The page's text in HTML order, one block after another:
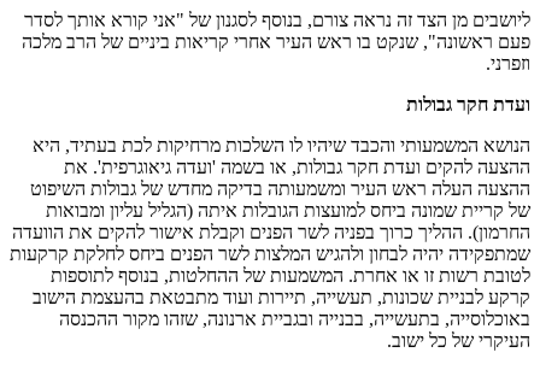
ליושבים מן הצד זה נראה צורם, בנוסף לסגנון של "אני קורא אותך לסדר
פעם ראשונה", שנקט בו ראש העיר אחרי קריאות ביניים של הרב מלכה
וזפרני.
ועדת חקר גבולות
הנושא המשמעותי והכבד שיהיו לו השלכות מרחיקות לכת בעתיד, היא
ההצעה להקים ועדת חקר גבולות, או בשמה 'ועדה גיאוגרפית'. את
ההצעה העלה ראש העיר ומשמעותה בדיקה מחדש של גבולות השיפוט
של קריית שמונה ביחס למועצות הגובלות איתה (הגליל עליון ומבואות
החרמון). ההליך כרוך בפניה לשר הפנים וקבלת אישור להקים את הוועדה
שמתפקידה יהיה לבחון ולהגיש המלצות לשר הפנים ביחס לחלקת קרקעות
לטובת רשות זו או אחרת. המשמעות של ההחלטות, בנוסף לתוספות
קרקע לבניית שכונות, תעשייה, תיירות ועוד מתבטאת בהעצמת הישוב
באוכלוסייה, בתעשייה, בבנייה ובגביית ארנונה, שזהו מקור ההכנסה
העיקרי של כל ישוב.